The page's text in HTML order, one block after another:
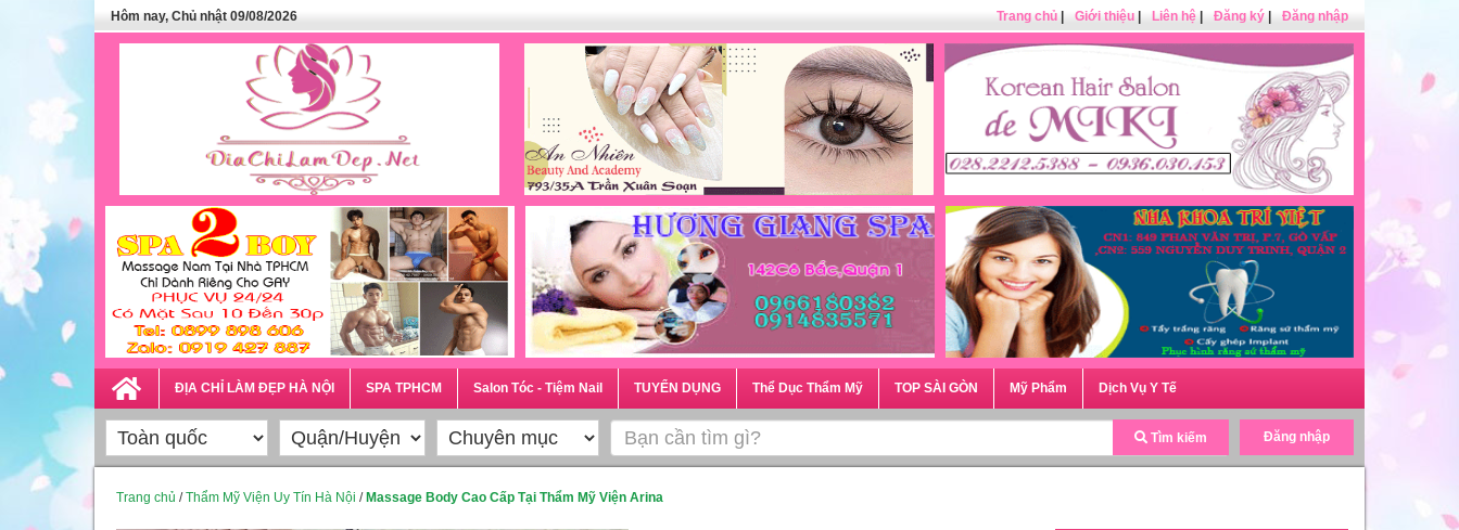
Hôm nay, Chủ nhật 09/08/2026 Trang chủ Giới thiệu Liên hệ Đăng ký Đăng nhập
ĐỊA CHỈ LÀM ĐẸP HÀ NỘI SPA TPHCM Salon Tóc - Tiệm Nail TUYỂN DỤNG Thể Dục Thẩm Mỹ TOP SÀI GÒN Mỹ Phẩm Dịch Vụ Y Tế
Tìm kiếm Đăng nhập
Trang chủ /Thẩm Mỹ Viện Uy Tín Hà Nội / Massage Body Cao Cấp Tại Thẩm Mỹ Viện Arina